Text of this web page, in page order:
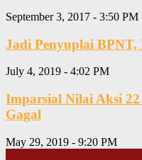
September 3, 2017 - 3:50 PM
Jadi Penyuplai BPNT,
July 4, 2019 - 4:02 PM
Imparsial Nilai Aksi
Gagal
May 29, 2019 - 9:20 PM